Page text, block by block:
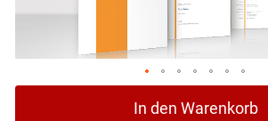
In den Warenkorb